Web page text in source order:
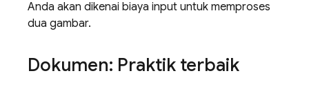
Anda akan dikenai biaya input untuk memproses
dua gambar.
Dokumen: Praktik terbaik